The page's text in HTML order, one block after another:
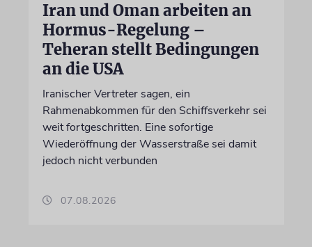
Iran und Oman arbeiten an
Hormus-Regelung –
Teheran stellt Bedingungen
an die USA
Iranischer Vertreter sagen, ein
Rahmenabkommen für den Schiffsverkehr sei
weit fortgeschritten. Eine sofortige
Wiederöffnung der Wasserstraße sei damit
jedoch nicht verbunden
07.08.2026